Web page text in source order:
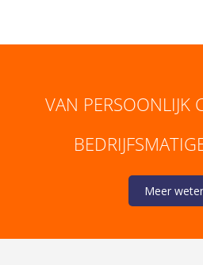
VAN PERSOONLIJK
Meer